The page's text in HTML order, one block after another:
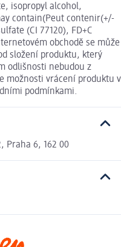
isopropyl alcohol,
contain(Peut contenir(+/-
(CI 77120), FD+C
obchodě se může
složení produktu, který
odlišnosti nebudou z
možnosti vrácení produktu v
podmínkami.
Praha 6, 162 00